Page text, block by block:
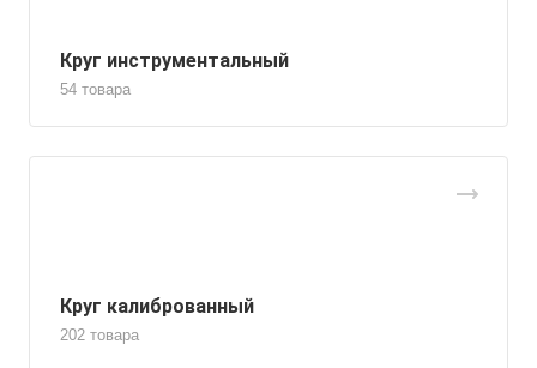
Круг инструментальный
54 товара
Круг калиброванный
202 товара